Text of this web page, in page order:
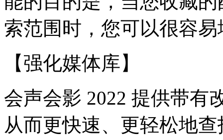
索范围时，您可以很容
【强化媒体库】
会声会影 2022 提供带有
从而更快速、更轻松地